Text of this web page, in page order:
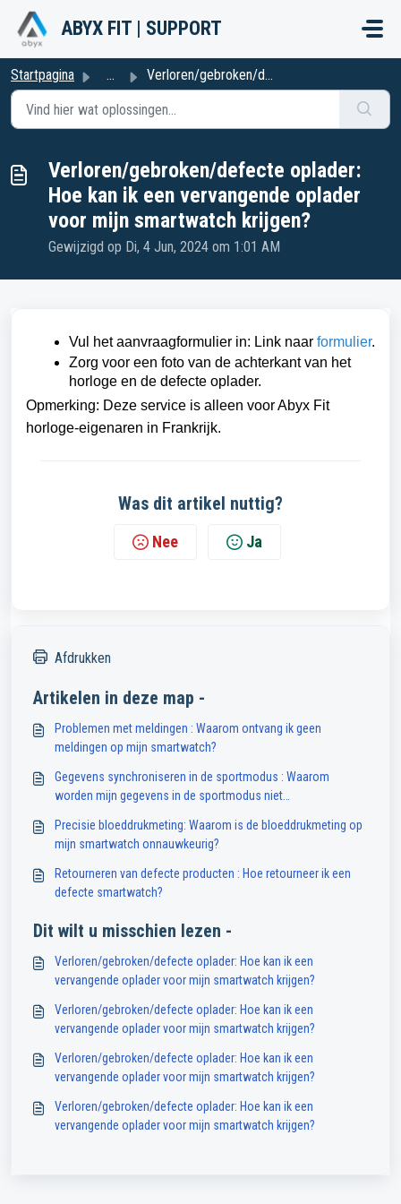
Doorgaan naar hoofdinhoud
ABYX FIT | SUPPORT
Startpagina ... Verloren/gebroken/defecte oplader: Hoe kan ik een vervang...
Verloren/gebroken/defecte oplader:
Hoe kan ik een vervangende oplader
voor mijn smartwatch krijgen?
Gewijzigd op Di, 4 Jun, 2024 om 1:01 AM
Vul het aanvraagformulier in: Link naar formulier.
Zorg voor een foto van de achterkant van het
horloge en de defecte oplader.
Opmerking: Deze service is alleen voor Abyx Fit
horloge-eigenaren in Frankrijk.
Was dit artikel nuttig?
Nee Ja
Afdrukken
Artikelen in deze map -
Problemen met meldingen : Waarom ontvang ik geen
meldingen op mijn smartwatch?
Gegevens synchroniseren in de sportmodus : Waarom
worden mijn gegevens in de sportmodus niet
Precisie bloeddrukmeting: Waarom is de bloeddrukmeting op
mijn smartwatch onnauwkeurig?
Retourneren van defecte producten : Hoe retourneer ik een
defecte smartwatch?
Dit wilt u misschien lezen -
Verloren/gebroken/defecte oplader: Hoe kan ik een
vervangende oplader voor mijn smartwatch krijgen?
Verloren/gebroken/defecte oplader: Hoe kan ik een
vervangende oplader voor mijn smartwatch krijgen?
Verloren/gebroken/defecte oplader: Hoe kan ik een
vervangende oplader voor mijn smartwatch krijgen?
Verloren/gebroken/defecte oplader: Hoe kan ik een
vervangende oplader voor mijn smartwatch krijgen?